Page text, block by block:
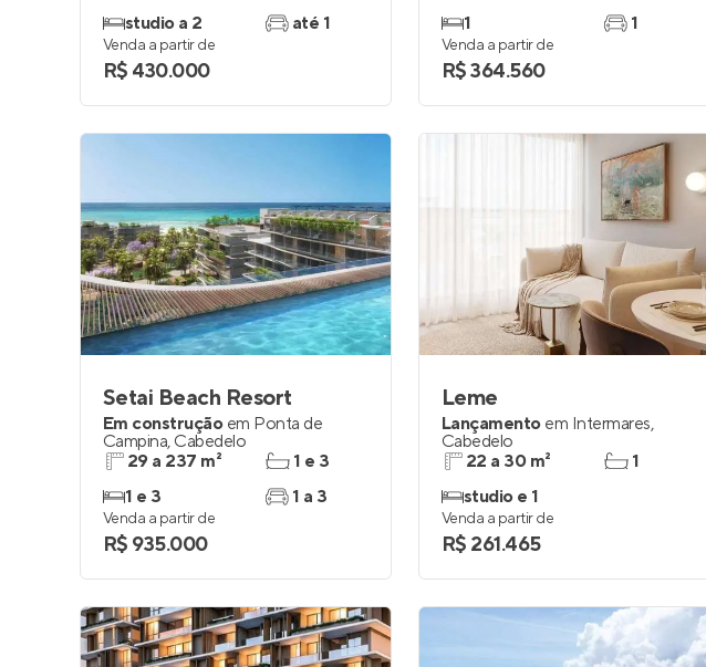
studio a 2
até 1
Venda a partir de
R$ 430.000
1
1
Venda a partir de
R$ 364.560
Setai Beach Resort
Em construção em Ponta de
Campina, Cabedelo
29 a 237 m²
1 e 3
1 e 3
1 a 3
Venda a partir de
R$ 935.000
Leme
Lançamento em Intermares,
Cabedelo
22 a 30 m²
studio e 1
1
Venda a partir de
R$ 261.465